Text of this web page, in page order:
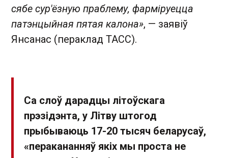
сябе сур'ёзную праблему, фарміруецца
патэнцыйная пятая калона», — заявіў
Янсанас (пераклад ТАСС).
Са слоў дарадцы літоўскага
прэзідэнта, у Літву штогод
прыбываюць 17-20 тысяч беларусаў,
«перакананняў якіх мы проста не